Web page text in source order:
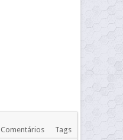
Comentários Tags